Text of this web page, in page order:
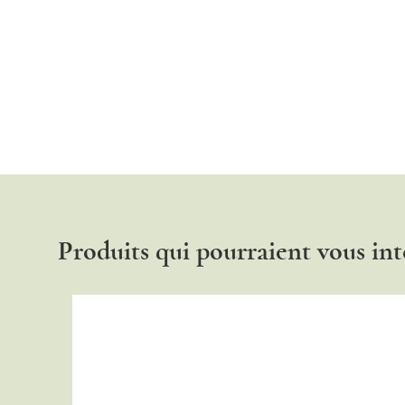
Produits qui pourraient vous